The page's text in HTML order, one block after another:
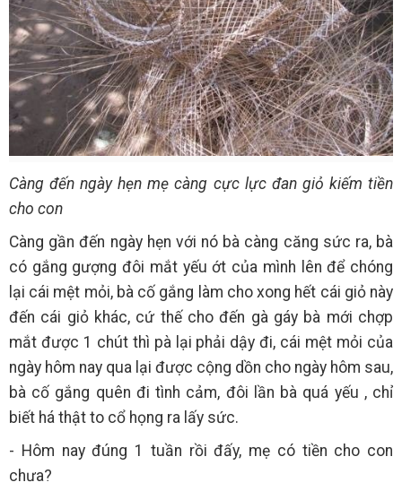
Càng đến ngày hẹn mẹ càng cực lực đan giỏ kiếm tiền
cho con
Càng gần đến ngày hẹn với nó bà càng căng sức ra, bà
có gắng gượng đôi mắt yếu ớt của mình lên để chóng
lại cái mệt mỏi, bà cố gắng làm cho xong hết cái giỏ này
đến cái giỏ khác, cứ thế cho đến gà gáy bà mới chợp
mắt được 1 chút thì pà lại phải dậy đi, cái mệt mỏi của
ngày hôm nay qua lại được cộng dồn cho ngày hôm sau,
bà cố gắng quên đi tình cảm, đôi lần bà quá yếu , chỉ
biết há thật to cổ họng ra lấy sức.
- Hôm nay đúng 1 tuần rồi đấy, mẹ có tiền cho con
chưa?